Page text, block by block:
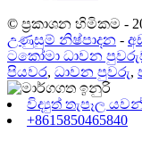
© ප්‍රකාශන හිමිකම -
උණුසුම් නිෂ්පාදන -
ටකෝමා ධාවන
පියවර, ධාවන පුවරු,
විද්‍යුත් තැපෑල
+8615850465840